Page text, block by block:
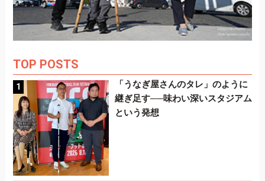
TOP POSTS
「うなぎ屋さんのタレ」のように
継ぎ足す──味わい深いスタジアム
という発想